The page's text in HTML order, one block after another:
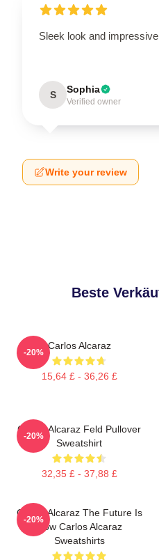
Sleek look and
S Sophia
Verified owner
Write your review
Beste
Carlos Alcaraz
15,64 £ - 36,26 £
-20%
Carlos Alcaraz Feld Pullover
Sweatshirt
32,35 £ - 37,88 £
-20%
Carlos Alcaraz The Future Is
Now Carlos Alcaraz
Sweatshirts
-20%